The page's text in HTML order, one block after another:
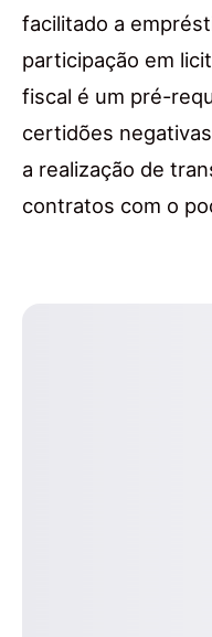
facilitado a
participação em
fiscal é um pré-
certidões
a realização de
contratos com o